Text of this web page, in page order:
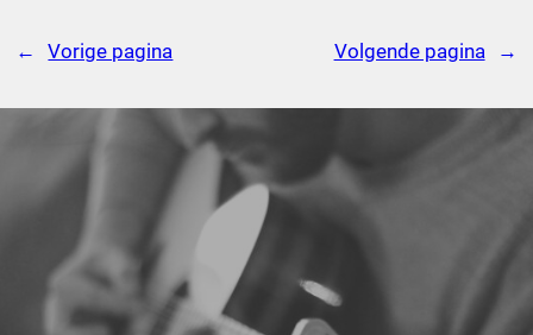
← Vorige pagina Volgende pagina →